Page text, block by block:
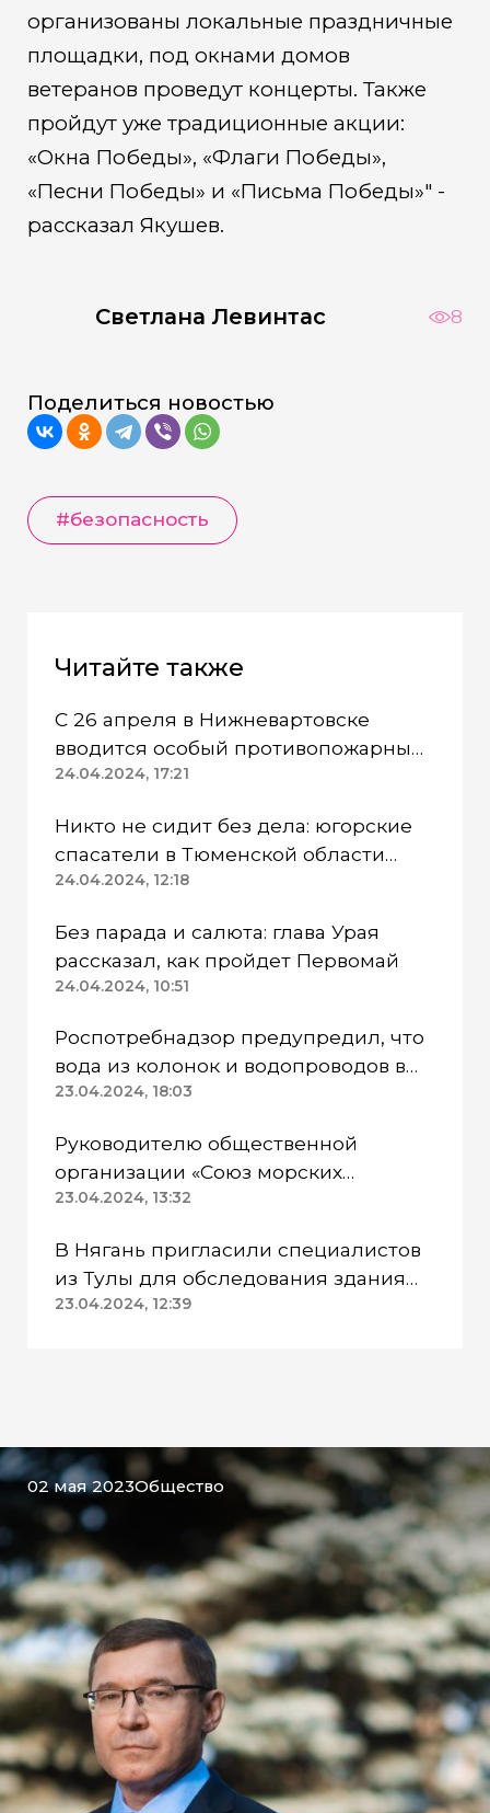
организованы локальные праздничные
площадки, под окнами домов
ветеранов проведут концерты. Также
пройдут уже традиционные акции:
«Окна Победы», «Флаги Победы»,
«Песни Победы» и «Письма Победы»" -
рассказал Якушев.
Светлана Левинтас 8
Поделиться новостью
#безопасность
Читайте также
С 26 апреля в Нижневартовске
вводится особый противопожарный
режим
24.04.2024, 17:21
Никто не сидит без дела: югорские
спасатели в Тюменской области
работают в две смены
24.04.2024, 12:18
Без парада и салюта: глава Урая
рассказал, как пройдет Первомай
24.04.2024, 10:51
Роспотребнадзор предупредил, что
вода из колонок и водопроводов в
Казанском районе непригодна для
23.04.2024, 18:03
Руководителю общественной
организации «Союз морских
пехотинцев» Югры вынесли
23.04.2024, 13:32
В Нягань пригласили специалистов
из Тулы для обследования здания
ДК «Геолог»
23.04.2024, 12:39
02 мая 2023Общество